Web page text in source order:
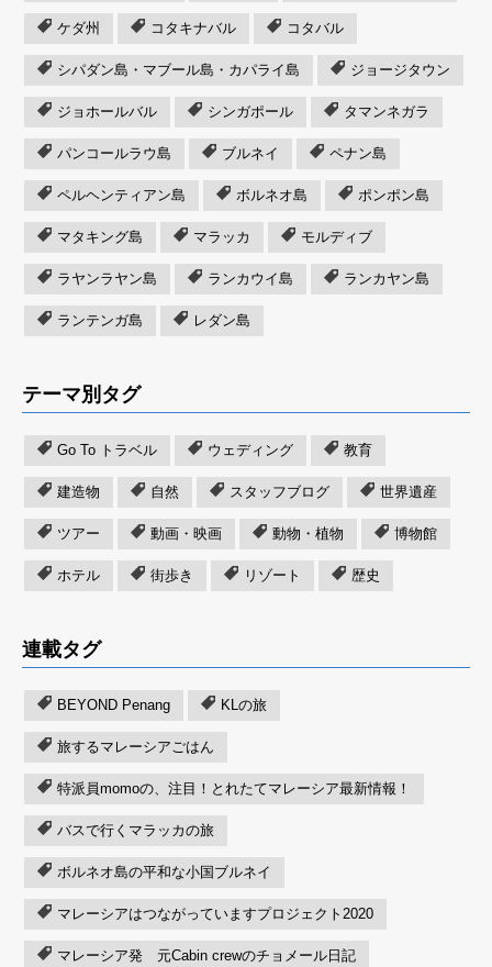
ケダ州 コタキナバル コタバル
シパダン島・マブール島・カパライ島 ジョージタウン
ジョホールバル シンガポール タマンネガラ
パンコールラウ島 ブルネイ ペナン島
ペルヘンティアン島 ボルネオ島 ポンポン島
マタキング島 マラッカ モルディブ
ラヤンラヤン島 ランカウイ島 ランカヤン島
ランテンガ島 レダン島
テーマ別タグ
Go To トラベル ウェディング 教育
建造物 自然 スタッフブログ 世界遺産
ツアー 動画・映画 動物・植物 博物館
ホテル 街歩き リゾート 歴史
連載タグ
BEYOND Penang KLの旅
旅するマレーシアごはん
特派員momoの、注目！とれたてマレーシア最新情報！
バスで行くマラッカの旅
ボルネオ島の平和な小国ブルネイ
マレーシアはつながっていますプロジェクト2020
マレーシア発 元Cabin crewのチョメール日記